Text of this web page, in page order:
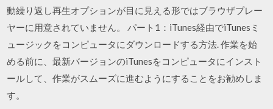
動繰り返し再生オプションが目に見える形ではブラウザプレー
ヤーに用意されていません。 パート1：iTunes経由でiTunesミ
ュージックをコンピュータにダウンロードする方法. 作業を始
める前に、最新バージョンのiTunesをコンピュータにインスト
ールして、作業がスムーズに進むようにすることをお勧めしま
す。